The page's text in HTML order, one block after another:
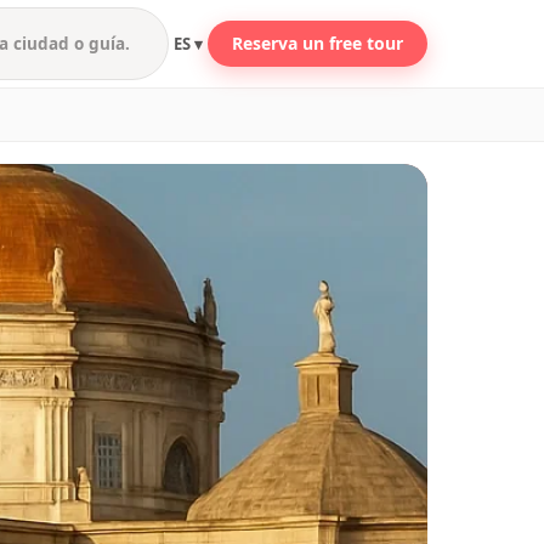
ES ▾ Reserva un free tour